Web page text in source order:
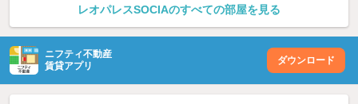
レオパレスSOCIAのすべての部屋を見る
ニフティ不動産
賃貸アプリ
ダウンロード